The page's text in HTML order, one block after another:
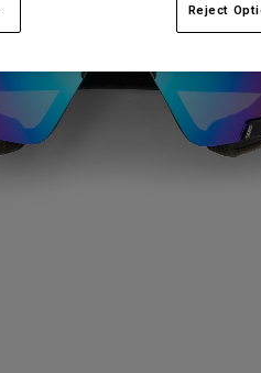
Reject